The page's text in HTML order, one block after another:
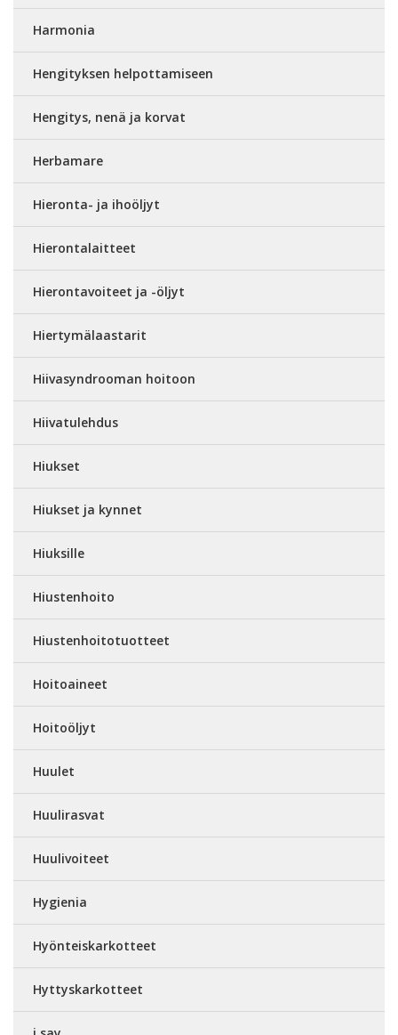
Harmonia
Hengityksen helpottamiseen
Hengitys, nenä ja korvat
Herbamare
Hieronta- ja ihoöljyt
Hierontalaitteet
Hierontavoiteet ja -öljyt
Hiertymälaastarit
Hiivasyndrooman hoitoon
Hiivatulehdus
Hiukset
Hiukset ja kynnet
Hiuksille
Hiustenhoito
Hiustenhoitotuotteet
Hoitoaineet
Hoitoöljyt
Huulet
Huulirasvat
Huulivoiteet
Hygienia
Hyönteiskarkotteet
Hyttyskarkotteet